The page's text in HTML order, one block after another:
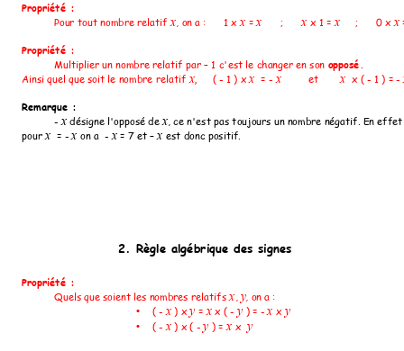
Propriété :
Pour tout nombre relatif x, on a :      1 x x = x ; x x 1 = x ;      0 x x
Propriété :
Multiplier un nombre relatif par – 1 c'est le changer en son opposé.
Ainsi quel que soit le nombre relatif x, ( - 1 ) x x = - x et x x ( - 1 ) = -
Remarque :
- x désigne l'opposé de x, ce n'est pas toujours un nombre négatif. En
pour x
  = -
x on a  - x = 7 et – x est donc positif.
2. Règle algébrique des signes
Propriété :
Quels que soient les nombres relatifs x, y, on a :
• ( - x ) x y = x x ( - y ) = - x x y
• ( - x ) x ( - y ) = x x y